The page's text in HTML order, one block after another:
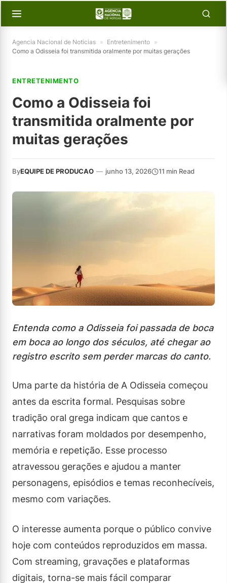
Agencia Nacional de Noticias » Entretenimento »
Como a Odisseia foi transmitida oralmente por muitas gerações
ENTRETENIMENTO
Como a Odisseia foi
transmitida oralmente por
muitas gerações
ByEQUIPE DE PRODUCAO — junho 13, 2026 11 min Read
Entenda como a Odisseia foi passada de boca
em boca ao longo dos séculos, até chegar ao
registro escrito sem perder marcas do canto.
Uma parte da história de A Odisseia começou
antes da escrita formal. Pesquisas sobre
tradição oral grega indicam que cantos e
narrativas foram moldados por desempenho,
memória e repetição. Esse processo
atravessou gerações e ajudou a manter
personagens, episódios e temas reconhecíveis,
mesmo com variações.
O interesse aumenta porque o público convive
hoje com conteúdos reproduzidos em massa.
Com streaming, gravações e plataformas
digitais, torna-se mais fácil comparar